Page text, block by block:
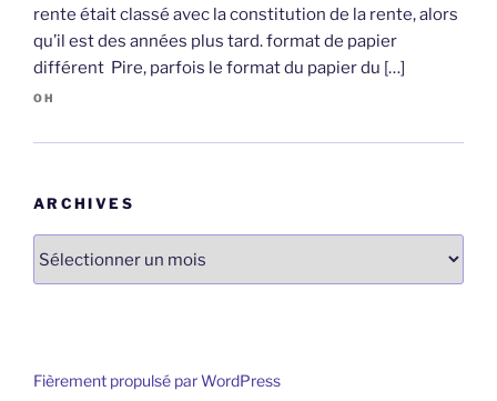
rente était classé avec la constitution de la rente, alors
qu’il est des années plus tard. format de papier
différent Pire, parfois le format du papier du […]
OH
ARCHIVES
Fièrement propulsé par WordPress